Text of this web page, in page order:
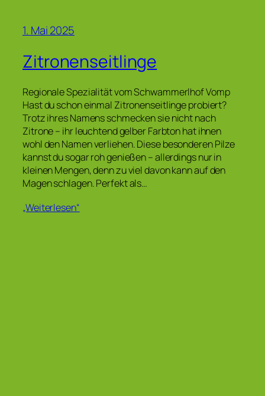
1. Mai 2025
Zitronenseitlinge
Regionale Spezialität vom Schwammerlhof Vomp
Hast du schon einmal Zitronenseitlinge probiert?
Trotz ihres Namens schmecken sie nicht nach
Zitrone – ihr leuchtend gelber Farbton hat ihnen
wohl den Namen verliehen. Diese besonderen Pilze
kannst du sogar roh genießen – allerdings nur in
kleinen Mengen, denn zu viel davon kann auf den
Magen schlagen. Perfekt als…
„Weiterlesen“